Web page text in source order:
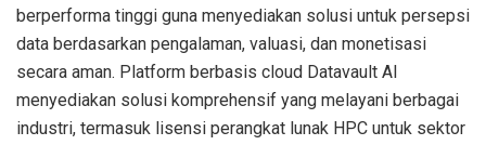
berperforma tinggi guna menyediakan solusi untuk persepsi
data berdasarkan pengalaman, valuasi, dan monetisasi
secara aman. Platform berbasis cloud Datavault AI
menyediakan solusi komprehensif yang melayani berbagai
industri, termasuk lisensi perangkat lunak HPC untuk sektor